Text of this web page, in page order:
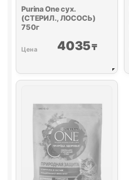
Purina Oneсух.
(СТЕРИЛ., ЛОСОСЬ)
750г
4035₸